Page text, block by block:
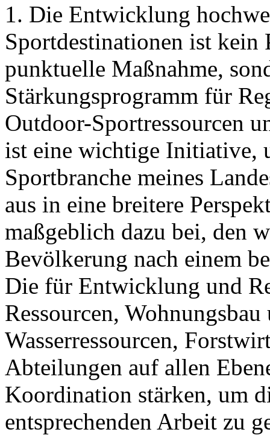
1. Die Entwicklung
Sportdestinationen ist kein
punktuelle Maßnahme,
Stärkungsprogramm für
Outdoor-Sportressourcen
ist eine wichtige Initiative,
Sportbranche meines
aus in eine breitere
maßgeblich dazu bei, den
Bevölkerung nach einem
Die für Entwicklung und
Ressourcen,
Wasserressourcen,
Abteilungen auf allen
Koordination stärken, um
entsprechenden Arbeit zu